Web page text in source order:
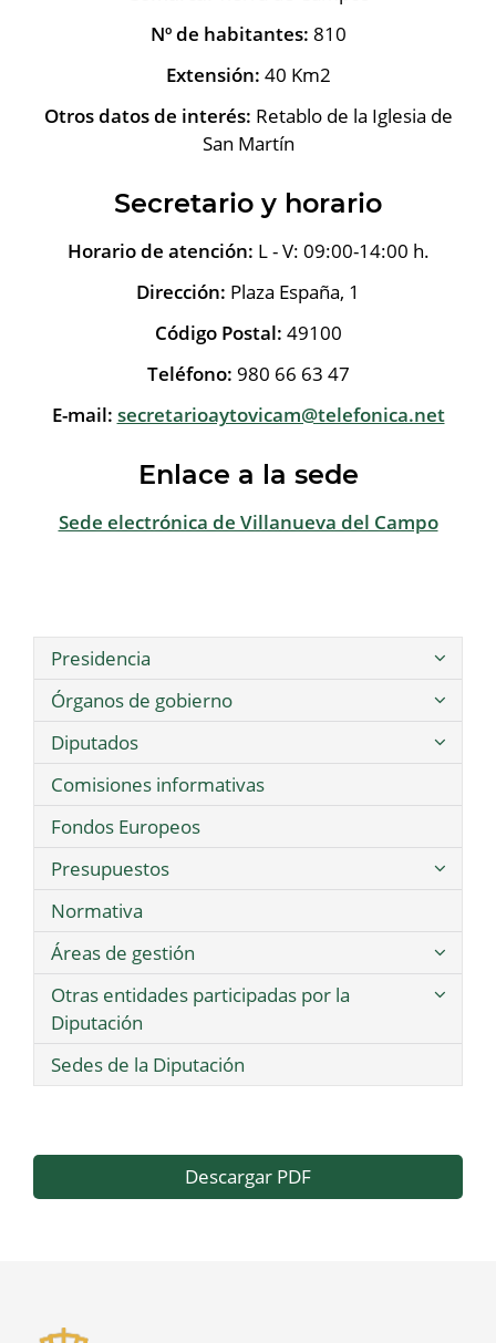
Nº de habitantes: 810
Extensión: 40 Km2
Otros datos de interés: Retablo de la Iglesia de
San Martín
Secretario y horario
Horario de atención: L - V: 09:00-14:00 h.
Dirección: Plaza España, 1
Código Postal: 49100
Teléfono: 980 66 63 47
E-mail: secretarioaytovicam@telefonica.net
Enlace a la sede
Sede electrónica de Villanueva del Campo
Presidencia
Órganos de gobierno
Diputados
Comisiones informativas
Fondos Europeos
Presupuestos
Normativa
Áreas de gestión
Otras entidades participadas por la
Diputación
Sedes de la Diputación
Descargar PDF